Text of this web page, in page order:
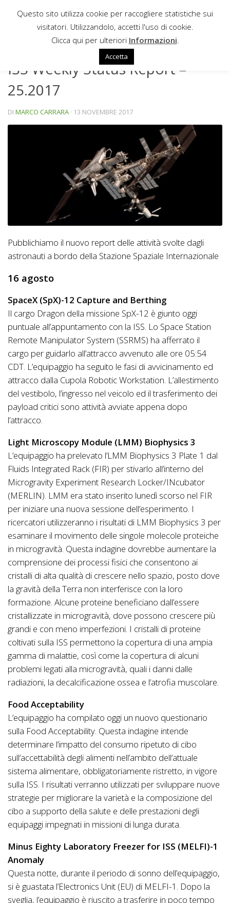
Sotto il contenuto
ISS Weekly Status Report –
25.2017
DI MARCO CARRARA · 13 NOVEMBRE 2017
Pubblichiamo il nuovo report delle attività svolte dagli
astronauti a bordo della Stazione Spaziale Internazionale
16 agosto
SpaceX (SpX)-12 Capture and Berthing
Il cargo Dragon della missione SpX-12 è giunto oggi
puntuale all’appuntamento con la ISS. Lo Space Station
Remote Manipulator System (SSRMS) ha afferrato il
cargo per guidarlo all’attracco avvenuto alle ore 05:54
CDT. L’equipaggio ha seguito le fasi di avvicinamento ed
attracco dalla Cupola Robotic Workstation. L’allestimento
del vestibolo, l’ingresso nel veicolo ed il trasferimento dei
payload critici sono attività avviate appena dopo
l’attracco.
Light Microscopy Module (LMM) Biophysics 3
L’equipaggio ha prelevato l’LMM Biophysics 3 Plate 1 dal
Fluids Integrated Rack (FIR) per stivarlo all’interno del
Microgravity Experiment Research Locker/INcubator
(MERLIN). LMM era stato inserito lunedì scorso nel FIR
per iniziare una nuova sessione dell’esperimento. I
ricercatori utilizzeranno i risultati di LMM Biophysics 3 per
esaminare il movimento delle singole molecole proteiche
in microgravità. Questa indagine dovrebbe aumentare la
comprensione dei processi fisici che consentono ai
cristalli di alta qualità di crescere nello spazio, posto dove
la gravità della Terra non interferisce con la loro
formazione. Alcune proteine ​​beneficiano dall’essere
cristallizzate in microgravità, dove possono crescere più
grandi e con meno imperfezioni. I cristalli di proteine
coltivati sulla ISS permettono la copertura di una ampia
gamma di malattie, così come la copertura di alcuni
problemi legati alla microgravità, quali i danni dalle
radiazioni, la decalcificazione ossea e l’atrofia muscolare.
Food Acceptability
L’equipaggio ha compilato oggi un nuovo questionario
sulla Food Acceptability. Questa indagine intende
determinare l’impatto del consumo ripetuto di cibo
sull’accettabilità degli alimenti nell’ambito dell’attuale
sistema alimentare, obbligatoriamente ristretto, in vigore
sulla ISS. I risultati verranno utilizzati per sviluppare nuove
strategie per migliorare la varietà e la composizione del
cibo a supporto della salute e delle prestazioni degli
equipaggi impegnati in missioni di lunga durata.
Minus Eighty Laboratory Freezer for ISS (MELFI)-1
Anomaly
Questa notte, durante il periodo di sonno dell’equipaggio,
si è guastata l’Electronics Unit (EU) di MELFI-1. Dopo la
sveglia, l’equipaggio è riuscito a trasferire in poco tempo
Questo sito utilizza cookie per raccogliere statistiche sui
visitatori. Utilizzandolo, accetti l'uso di cookie.
Clicca qui per ulteriori Informazioni
Accetta